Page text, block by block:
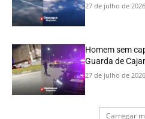
27 de julho de 2026
Homem sem
Guarda de
27 de julho de 2026
Carregar